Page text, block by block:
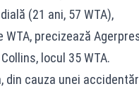
(21 ani, 57 WTA),
precizează
locul 35 WTA.
din cauza unei